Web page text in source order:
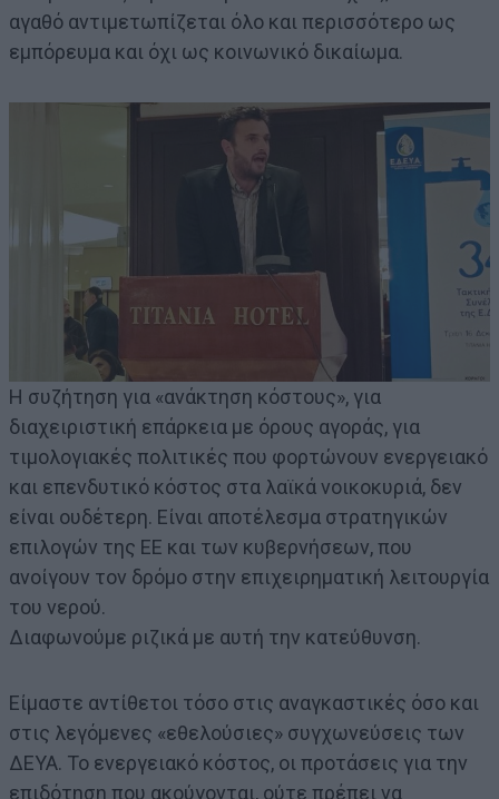
αγαθό αντιμετωπίζεται όλο και περισσότερο ως
εμπόρευμα και όχι ως κοινωνικό δικαίωμα.
Η συζήτηση για «ανάκτηση κόστους», για
διαχειριστική επάρκεια με όρους αγοράς, για
τιμολογιακές πολιτικές που φορτώνουν ενεργειακό
και επενδυτικό κόστος στα λαϊκά νοικοκυριά, δεν
είναι ουδέτερη. Είναι αποτέλεσμα στρατηγικών
επιλογών της ΕΕ και των κυβερνήσεων, που
ανοίγουν τον δρόμο στην επιχειρηματική λειτουργία
του νερού.
Διαφωνούμε ριζικά με αυτή την κατεύθυνση.
Είμαστε αντίθετοι τόσο στις αναγκαστικές όσο και
στις λεγόμενες «εθελούσιες» συγχωνεύσεις των
ΔΕΥΑ. Το ενεργειακό κόστος, οι προτάσεις για την
επιδότηση που ακούγονται, ούτε πρέπει να